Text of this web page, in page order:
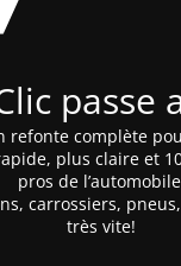
passe
refonte complète
plus claire et
pros de
carrossiers,
très vite!